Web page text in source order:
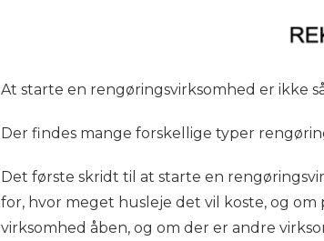
At starte en rengøringsvirksomhed er ikke
Der findes mange forskellige typer
Det første skridt til at starte en
for, hvor meget husleje det vil koste, og
virksomhed åben, og om der er andre